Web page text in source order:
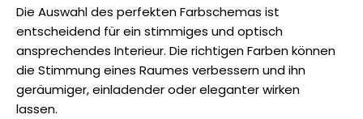
Die Auswahl des perfekten Farbschemas ist
entscheidend für ein stimmiges und optisch
ansprechendes Interieur. Die richtigen Farben können
die Stimmung eines Raumes verbessern und ihn
geräumiger, einladender oder eleganter wirken
lassen.